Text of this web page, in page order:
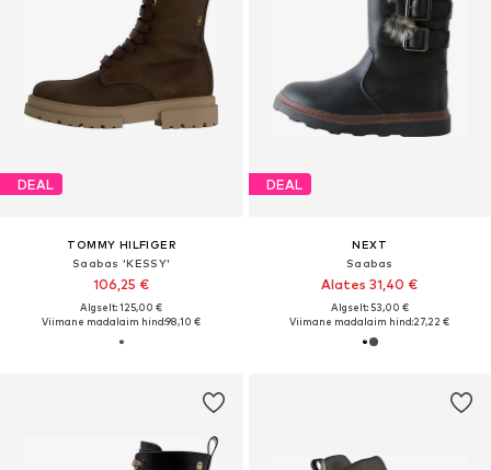
DEAL
TOMMY HILFIGER
Saabas 'KESSY'
106,25 €
Algselt: 125,00 €
Viimane madalaim hind:98,10 €
DEAL
NEXT
Saabas
Alates 31,40 €
Algselt: 53,00 €
Viimane madalaim hind:27,22 €